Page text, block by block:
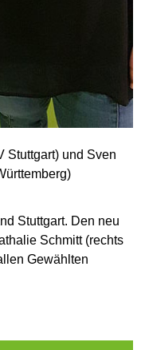
Stuttgart) und Sven
Stuttgart. Den neu
Schmitt (rechts
Gewählten